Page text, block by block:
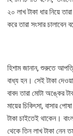
২০ লাখ টাকা ধার নিয়ে
করে তারা সংসার চালাবেন
হিশাম জানান, শুরুতে
বাধ্য হন। সেই টাকা
বাবদ তারা মোটা অঙ্কের
মায়ের চিকিৎসা, বাসার
টাকা চাইতেই থাকেন।
থেকে তিন লাখ টাকা নেন